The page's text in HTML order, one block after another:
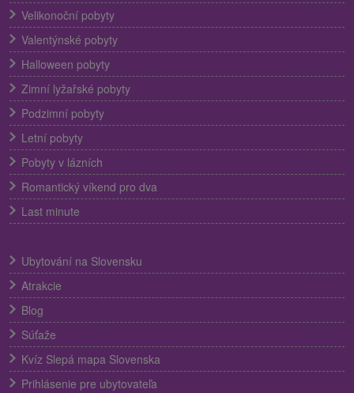
Velikonoční pobyty
Valentýnské pobyty
Halloween pobyty
Zimní lyžařské pobyty
Podzimní pobyty
Letní pobyty
Pobyty v lázních
Romantický víkend pro dva
Last minute
Ubytování na Slovensku
Atrakcie
Blog
Súťaže
Kvíz Slepá mapa Slovenska
Prihlásenie pre ubytovateľa